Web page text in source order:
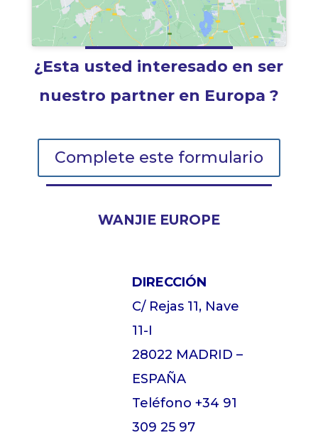
¿Esta usted interesado en ser
nuestro partner en Europa ?
Complete este formulario
WANJIE EUROPE
DIRECCIÓN
C/ Rejas 11, Nave
11-I
28022 MADRID –
ESPAÑA
Teléfono+34 91
309 25 97